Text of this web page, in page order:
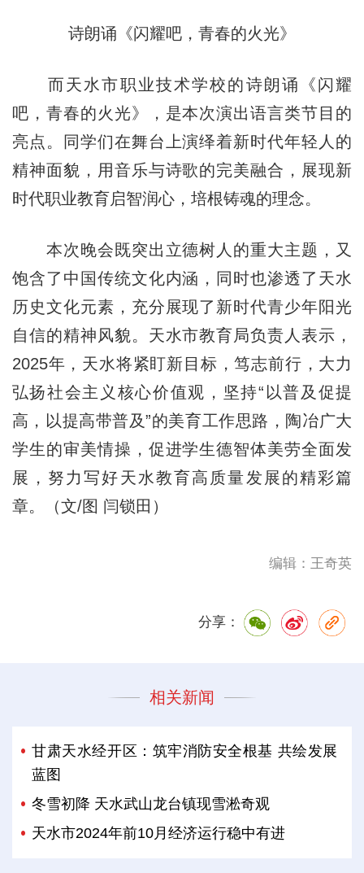
诗朗诵《闪耀吧，青春的火光》
而天水市职业技术学校的诗朗诵
《闪耀
吧，青春的火光》
，是本次演出语言类节目的
亮点。同学们在舞台上演绎着新时代年轻人的
精神面貌，用音乐与诗歌的完美融合，展现新
时代职业教育启智润心，培根铸魂的理念。
本次晚会既突出立德树人的重大主题，又
饱含了中国传统文化内涵，同时也渗透了天水
历史文化元素，充分展现了新时代青少年阳光
自信的精神风貌。天水市教育局负责人表示，
2025年，天水将紧盯新目标，笃志前行，大力
弘扬社会主义核心价值观，坚持“以普及促提
高，以提高带普及”的美育工作思路，陶冶广大
学生的审美情操，促进学生德智体美劳全面发
展，努力写好天水教育高质量发展的精彩篇
章。（文/图 闫锁田）
编辑：王奇英
分享：
相关新闻
甘肃天水经开区：筑牢消防安全根基 共绘发展
蓝图
冬雪初降 天水武山龙台镇现雪淞奇观
天水市2024年前10月经济运行稳中有进